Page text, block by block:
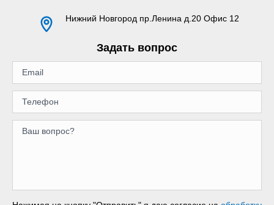
Нижний Новгород пр.Ленина д.20 Офис 12
Задать вопрос